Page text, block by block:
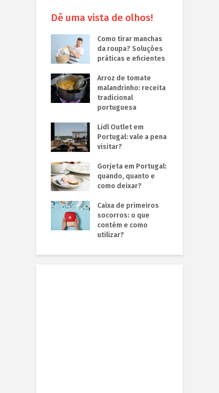
Dê uma vista de olhos!
Como tirar manchas
da roupa? Soluções
práticas e eficientes
Arroz de tomate
malandrinho: receita
tradicional
portuguesa
Lidl Outlet em
Portugal: vale a pena
visitar?
Gorjeta em Portugal:
quando, quanto e
como deixar?
Caixa de primeiros
socorros: o que
contém e como
utilizar?